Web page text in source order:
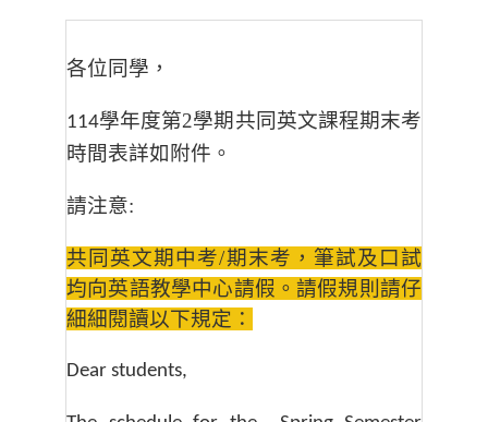
各位同學，
114學年度第2學期共同英文課程期末考
時間表詳如附件。
請注意:
共同英文期中考/期末考，筆試及口試
均向英語教學中心請假。請假規則請仔
細細閱讀以下規定：
Dear students,